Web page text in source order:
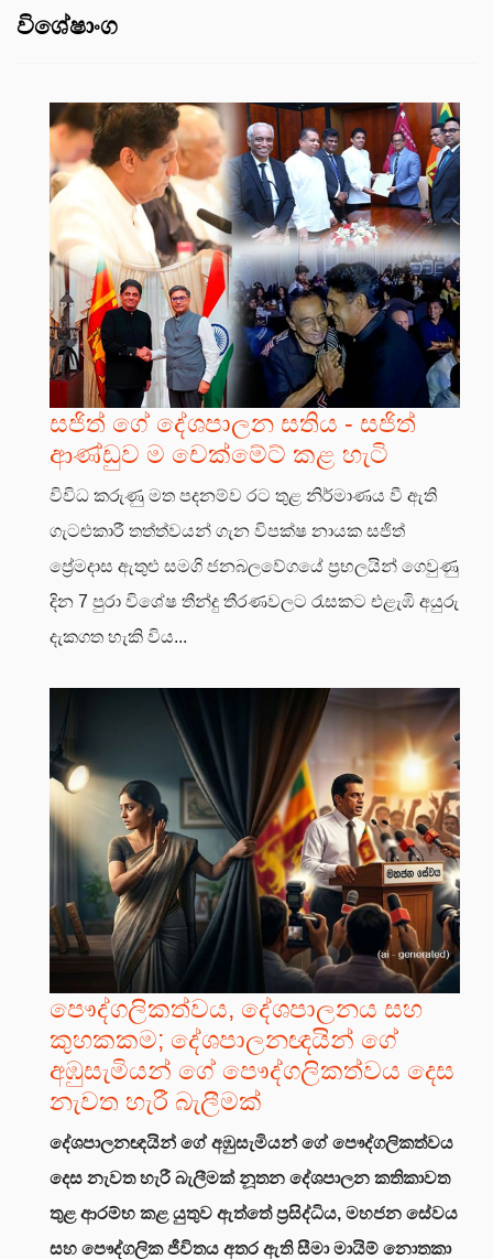
විශේෂාංග
සජිත් ගේ දේශපාලන සතිය - සජිත්
ආණ්ඩුව ම චෙක්මේට් කළ හැටි
විවිධ කරුණු මත පදනම්ව රට තුළ නිර්මාණය වී ඇති
ගැටළුකාරී තත්ත්වයන් ගැන විපක්ෂ නායක සජිත්
ප්‍රේමදාස ඇතුළු සමගි ජනබලවේගයේ ප්‍රභලයින් ගෙවුණු
දින 7 පුරා විශේෂ තීන්දු තීරණවලට රැසකට එළැඹි අයුරු
දැකගත හැකි විය...
පෞද්ගලිකත්වය, දේශපාලනය සහ
කුහකකම; දේශපාලනඥයින් ගේ
අඹුසැමියන් ගේ පෞද්ගලිකත්වය දෙස
නැවත හැරී බැලීමක්
දේශපාලනඥයින් ගේ අඹුසැමියන් ගේ පෞද්ගලිකත්වය
දෙස නැවත හැරී බැලීමක්නූතන දේශපාලන කතිකාවත
තුළ ආරම්භ කළ යුතුව ඇත්තේ ප්‍රසිද්ධිය, මහජන සේවය
සහ පෞද්ගලික ජීවිතය අතර ඇති සීමා මායිම් නොතකා